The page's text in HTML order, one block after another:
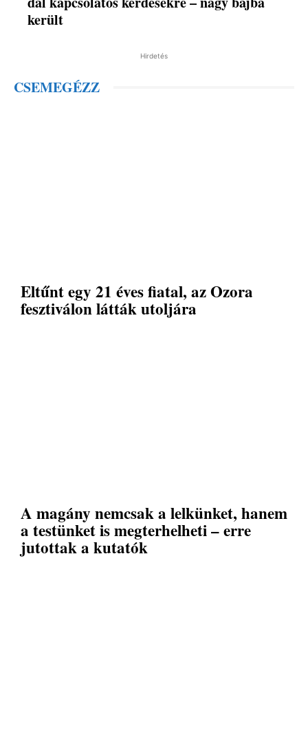
került
Hirdetés
CSEMEGÉZZ
Eltűnt egy 21 éves fiatal, az Ozora
fesztiválon látták utoljára
A magány nemcsak a lelkünket, hanem
a testünket is megterhelheti – erre
jutottak a kutatók